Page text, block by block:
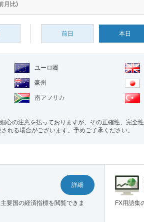
月比)
前日 本日
ユーロ圏
豪州
南アフリカ
心の注意を払っておりますが、その正確性、完全
れる場合がございます。予めご了承ください。
詳細
要国の経済指標を閲覧できま
FX用語集